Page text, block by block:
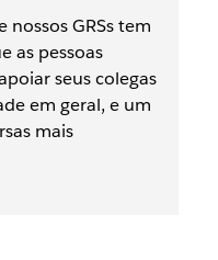
nossos GRSs tem
as pessoas
seus colegas
em geral, e um
mais